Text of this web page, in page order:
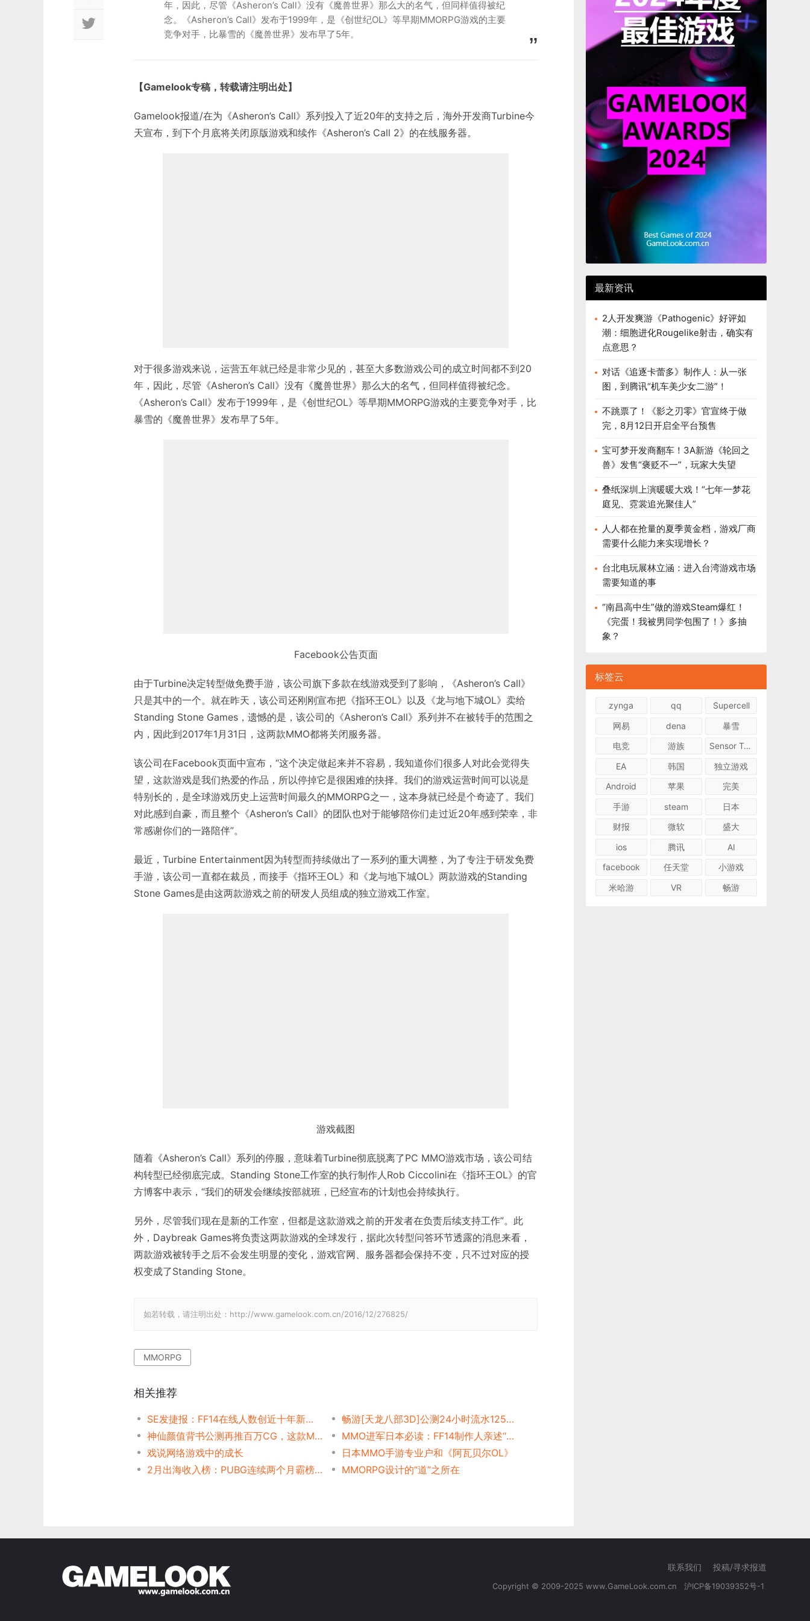
年，因此，尽管《Asheron’s Call》没有《魔兽世界》那么大的名气，但同样值得被纪
念。《Asheron’s Call》发布于1999年，是《创世纪OL》等早期MMORPG游戏的主要
竞争对手，比暴雪的《魔兽世界》发布早了5年。
【Gamelook专稿，转载请注明出处】
Gamelook报道/在为《Asheron’s Call》系列投入了近20年的支持之后，海外开发商Turbine今
天宣布，到下个月底将关闭原版游戏和续作《Asheron’s Call 2》的在线服务器。
对于很多游戏来说，运营五年就已经是非常少见的，甚至大多数游戏公司的成立时间都不到20
年，因此，尽管《Asheron’s Call》没有《魔兽世界》那么大的名气，但同样值得被纪念。
《Asheron’s Call》发布于1999年，是《创世纪OL》等早期MMORPG游戏的主要竞争对手，比
暴雪的《魔兽世界》发布早了5年。
Facebook公告页面
由于Turbine决定转型做免费手游，该公司旗下多款在线游戏受到了影响，《Asheron’s Call》
只是其中的一个。就在昨天，该公司还刚刚宣布把《指环王OL》以及《龙与地下城OL》卖给
Standing Stone Games，遗憾的是，该公司的《Asheron’s Call》系列并不在被转手的范围之
内，因此到2017年1月31日，这两款MMO都将关闭服务器。
该公司在Facebook页面中宣布，“这个决定做起来并不容易，我知道你们很多人对此会觉得失
望，这款游戏是我们热爱的作品，所以停掉它是很困难的抉择。我们的游戏运营时间可以说是
特别长的，是全球游戏历史上运营时间最久的MMORPG之一，这本身就已经是个奇迹了。我们
对此感到自豪，而且整个《Asheron’s Call》的团队也对于能够陪你们走过近20年感到荣幸，非
常感谢你们的一路陪伴”。
最近，Turbine Entertainment因为转型而持续做出了一系列的重大调整，为了专注于研发免费
手游，该公司一直都在裁员，而接手《指环王OL》和《龙与地下城OL》两款游戏的Standing
Stone Games是由这两款游戏之前的研发人员组成的独立游戏工作室。
游戏截图
随着《Asheron’s Call》系列的停服，意味着Turbine彻底脱离了PC MMO游戏市场，该公司结
构转型已经彻底完成。Standing Stone工作室的执行制作人Rob Ciccolini在《指环王OL》的官
方博客中表示，“我们的研发会继续按部就班，已经宣布的计划也会持续执行。
另外，尽管我们现在是新的工作室，但都是这款游戏之前的开发者在负责后续支持工作”。此
外，Daybreak Games将负责这两款游戏的全球发行，据此次转型问答环节透露的消息来看，
两款游戏被转手之后不会发生明显的变化，游戏官网、服务器都会保持不变，只不过对应的授
权变成了Standing Stone。
如若转载，请注明出处：http://www.gamelook.com.cn/2016/12/276825/
MMORPG
相关推荐
SE发捷报：FF14在线人数创近十年新高，传腾讯正开发FF14手游？
畅游[天龙八部3D]公测24小时流水1257万
神仙颜值背书公测再推百万CG，这款MMO又亮了
MMO进军日本必读：FF14制作人亲述“为何日本玩家不玩MMO”
戏说网络游戏中的成长
日本MMO手游专业户和《阿瓦贝尔OL》
2月出海收入榜：PUBG连续两个月霸榜、四款MMO入围Top 30
MMORPG设计的“道”之所在
最新资讯
2人开发爽游《Pathogenic》好评如
潮：细胞进化Rougelike射击，确实有
点意思？
对话《追逐卡蕾多》制作人：从一张
图，到腾讯“机车美少女二游”！
不跳票了！《影之刃零》官宣终于做
完，8月12日开启全平台预售
宝可梦开发商翻车！3A新游《轮回之
兽》发售“褒贬不一”，玩家大失望
叠纸深圳上演暖暖大戏！“七年一梦花
庭见、霓裳追光聚佳人”
人人都在抢量的夏季黄金档，游戏厂商
需要什么能力来实现增长？
台北电玩展林立涵：进入台湾游戏市场
需要知道的事
“南昌高中生”做的游戏Steam爆红！
《完蛋！我被男同学包围了！》多抽
象？
标签云
zynga qq
Supercell
网易
dena
暴雪
电竞
游族
Sensor Tower
EA
韩国
独立游戏
Android
苹果
完美
手游
steam
日本
财报
微软
盛大
ios
腾讯
AI
facebook
任天堂
小游戏
米哈游
VR 畅游
联系我们 投稿/寻求报道
Copyright © 2009-2025 www.GameLook.com.cn 沪ICP备19039352号-1